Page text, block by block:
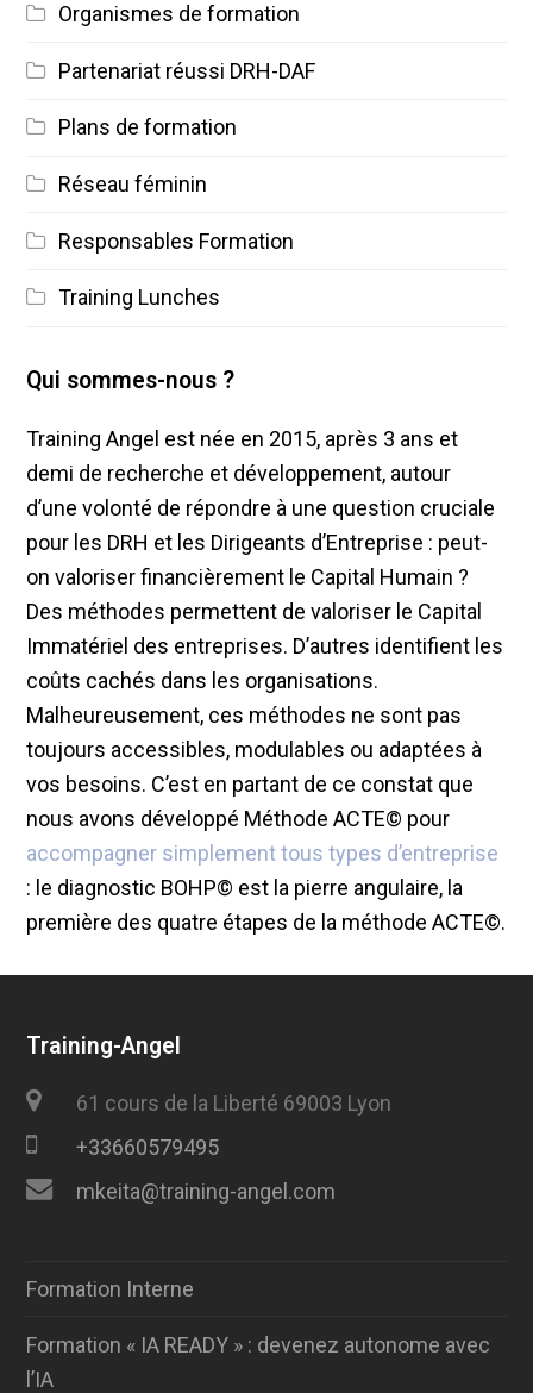
Organismes de formation
Partenariat réussi DRH-DAF
Plans de formation
Réseau féminin
Responsables Formation
Training Lunches
Qui sommes-nous ?
Training Angel est née en 2015, après 3 ans et
demi de recherche et développement, autour
d’une volonté de répondre à une question cruciale
pour les DRH et les Dirigeants d’Entreprise : peut-
on valoriser financièrement le Capital Humain ?
Des méthodes permettent de valoriser le Capital
Immatériel des entreprises. D’autres identifient les
coûts cachés dans les organisations.
Malheureusement, ces méthodes ne sont pas
toujours accessibles, modulables ou adaptées à
vos besoins. C’est en partant de ce constat que
nous avons développé Méthode ACTE© pour
accompagner simplement tous types d’entreprise
: le diagnostic BOHP© est la pierre angulaire, la
première des quatre étapes de la méthode ACTE©.
Training-Angel
61 cours de la Liberté 69003 Lyon
+33660579495
mkeita@training-angel.com
Formation Interne
Formation « IA READY » : devenez autonome avec
l’IA